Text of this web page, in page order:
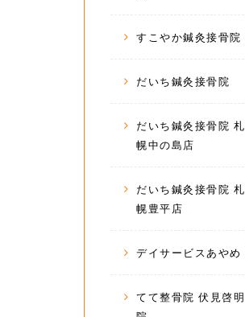
すこやか鍼灸接骨院
だいち鍼灸接骨院
だいち鍼灸接骨院 札
幌中の島店
だいち鍼灸接骨院 札
幌豊平店
デイサービスあやめ
てて整骨院 伏見啓明